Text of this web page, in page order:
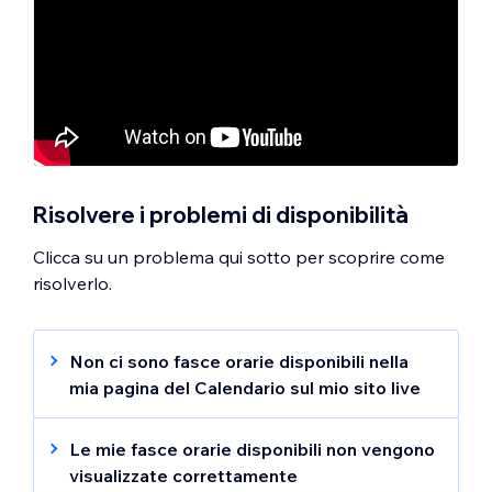
Risolvere i problemi di disponibilità
Clicca su un problema qui sotto per scoprire come
risolverlo.
Non ci sono fasce orarie disponibili nella
mia pagina del Calendario sul mio sito live
Se sul tuo sito non vengono visualizzate
fasce orarie disponibili per uno dei tuoi
servizi, controlla quanto segue:
Le mie fasce orarie disponibili non vengono
visualizzate correttamente